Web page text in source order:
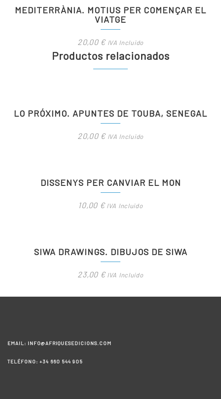
MEDITERRÀNIA. MOTIUS PER COMENÇAR EL
VIATGE
20,00 € IVA Incluido
Productos relacionados
LO PRÓXIMO. APUNTES DE TOUBA, SENEGAL
20,00 € IVA Incluido
DISSENYS PER CANVIAR EL MON
10,00 € IVA Incluido
SIWA DRAWINGS. DIBUJOS DE SIWA
23,00 € IVA Incluido
EMAIL: INFO@AFRIQUESEDICIONS.COM
TELÉFONO: +34 660 544 905